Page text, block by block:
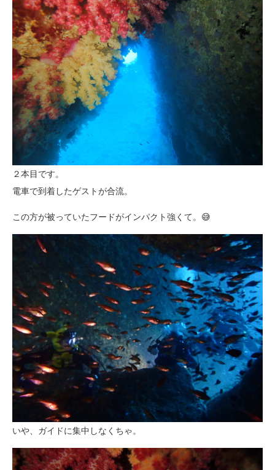
２本目です。
電車で到着したゲストが合流。
この方が被っていたフードがインパクト強くて。😅
いや、ガイドに集中しなくちゃ。